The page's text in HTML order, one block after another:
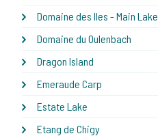
Domaine des Iles - Main Lake
Domaine du Oulenbach
Dragon Island
Emeraude Carp
Estate Lake
Etang de Chigy